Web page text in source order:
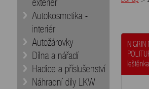
exteriér
Autokosmetika -
interiér
Autožárovky
Dílna a nářadí
Hadice a příslušenství
Náhradní díly LKW